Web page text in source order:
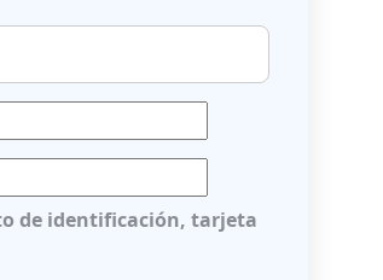
de identificación, tarjeta